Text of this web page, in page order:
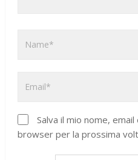
Salva il mio nome,
browser per la prossima